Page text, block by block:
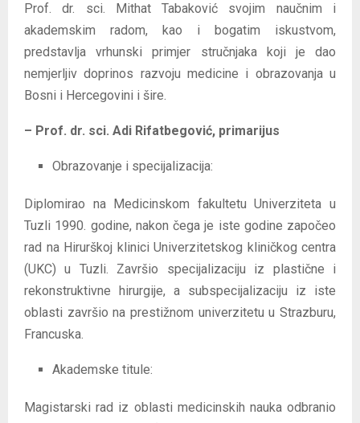
Prof. dr. sci. Mithat Tabaković svojim naučnim i
akademskim radom, kao i bogatim iskustvom,
predstavlja vrhunski primjer stručnjaka koji je dao
nemjerljiv doprinos razvoju medicine i obrazovanja u
Bosni i Hercegovini i šire.
– Prof. dr. sci. Adi Rifatbegović, primarijus
Obrazovanje i specijalizacija:
Diplomirao na Medicinskom fakultetu Univerziteta u
Tuzli 1990. godine, nakon čega je iste godine započeo
rad na Hirurškoj klinici Univerzitetskog kliničkog centra
(UKC) u Tuzli. Završio specijalizaciju iz plastične i
rekonstruktivne hirurgije, a subspecijalizaciju iz iste
oblasti završio na prestižnom univerzitetu u Strazburu,
Francuska.
Akademske titule:
Magistarski rad iz oblasti medicinskih nauka odbranio